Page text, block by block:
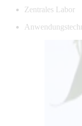
Zentrales Labor